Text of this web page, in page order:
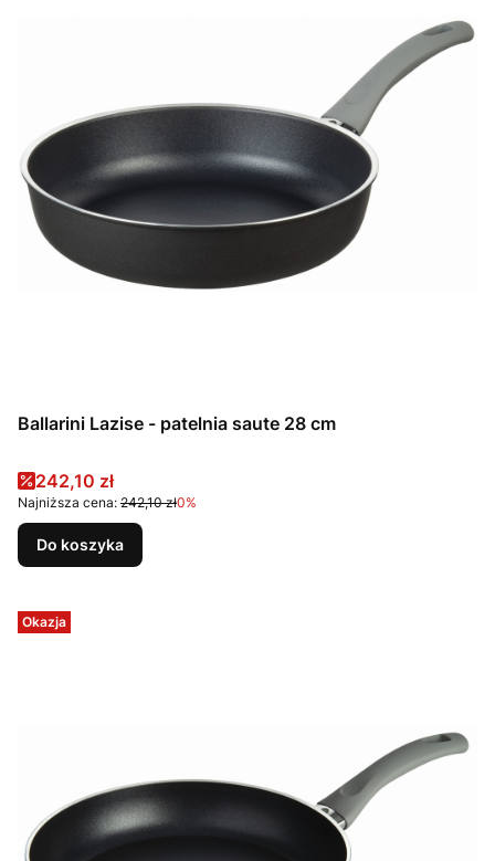
Ballarini Lazise - patelnia saute 28 cm
Cena promocyjna
242,10 zł
Najniższa cena: 242,10 zł0%
Do koszyka
Okazja